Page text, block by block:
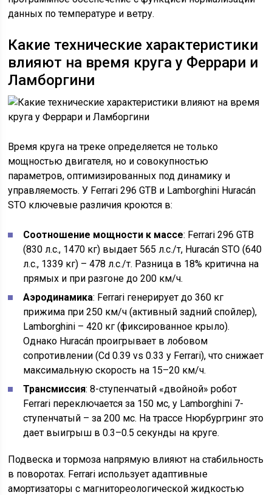
данных по температуре и ветру.
Какие технические характеристики
влияют на время круга у Феррари и
Ламборгини
Время круга на треке определяется не только
мощностью двигателя, но и совокупностью
параметров, оптимизированных под динамику и
управляемость. У Ferrari 296 GTB и Lamborghini Huracán
STO ключевые различия кроются в:
Соотношение мощности к массе: Ferrari 296 GTB
(830 л.с., 1470 кг) выдает 565 л.с./т, Huracán STO (640
л.с., 1339 кг) – 478 л.с./т. Разница в 18% критична на
прямых и при разгоне до 200 км/ч.
Аэродинамика: Ferrari генерирует до 360 кг
прижима при 250 км/ч (активный задний спойлер),
Lamborghini – 420 кг (фиксированное крыло).
Однако Huracán проигрывает в лобовом
сопротивлении (Cd 0.39 vs 0.33 у Ferrari), что снижает
максимальную скорость на 15–20 км/ч.
Трансмиссия: 8-ступенчатый «двойной» робот
Ferrari переключается за 150 мс, у Lamborghini 7-
ступенчатый – за 200 мс. На трассе Нюрбургринг это
дает выигрыш в 0.3–0.5 секунды на круге.
Подвеска и тормоза напрямую влияют на стабильность
в поворотах. Ferrari использует адаптивные
амортизаторы с магнитореологической жидкостью